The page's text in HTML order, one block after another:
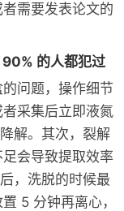
需要发表论文的
的人都犯过
问题，操作细节
采集后立即液氮
解。其次，裂解
会导致提取效率
，洗脱的时候最
5 分钟再离心，